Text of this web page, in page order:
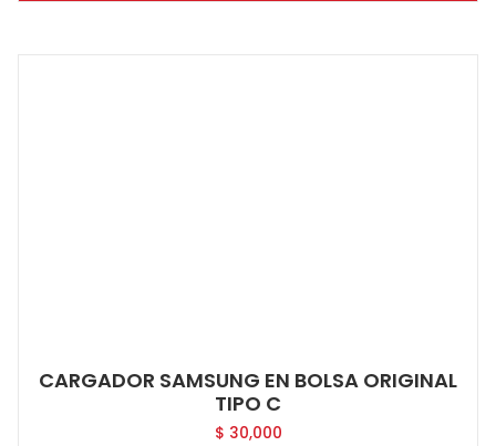
CARGADOR SAMSUNG EN BOLSA ORIGINAL
TIPO C
$ 30,000